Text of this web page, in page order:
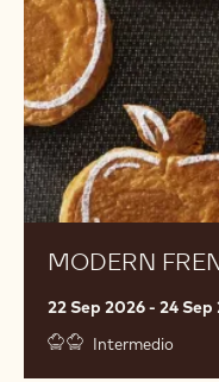
MODERN
22 Sep 2026 - 24 Sep
Intermedio